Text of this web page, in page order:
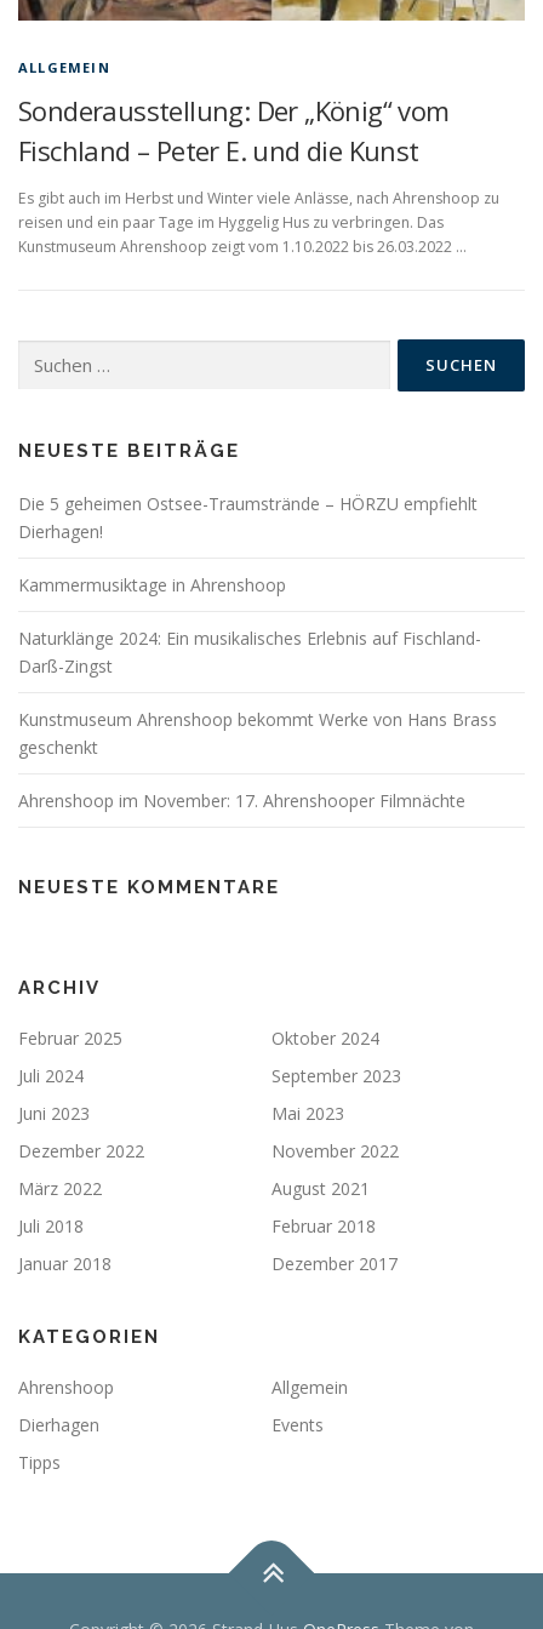
ALLGEMEIN
Sonderausstellung: Der „König“ vom
Fischland – Peter E. und die Kunst
Es gibt auch im Herbst und Winter viele Anlässe, nach Ahrenshoop zu
reisen und ein paar Tage im Hyggelig Hus zu verbringen. Das
Kunstmuseum Ahrenshoop zeigt vom 1.10.2022 bis 26.03.2022 …
nach:
NEUESTE BEITRÄGE
Die 5 geheimen Ostsee-Traumstrände – HÖRZU empfiehlt
Dierhagen!
Kammermusiktage in Ahrenshoop
Naturklänge 2024: Ein musikalisches Erlebnis auf Fischland-
Darß-Zingst
Kunstmuseum Ahrenshoop bekommt Werke von Hans Brass
geschenkt
Ahrenshoop im November: 17. Ahrenshooper Filmnächte
NEUESTE KOMMENTARE
ARCHIV
Februar 2025
Oktober 2024
Juli 2024
September 2023
Juni 2023
Mai 2023
Dezember 2022
November 2022
März 2022
August 2021
Juli 2018
Februar 2018
Januar 2018
Dezember 2017
KATEGORIEN
Ahrenshoop
Allgemein
Dierhagen
Events
Tipps